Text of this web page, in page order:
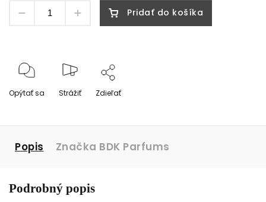
Pridať do košíka
Opýtať sa Strážiť Zdieľať
Popis Značka BDK Parfums
Podrobný popis